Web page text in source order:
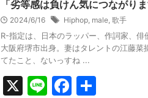
o
o
k
「劣等感は負けん気につながり
2024/6/16 Hiphop, male, 歌手
R-指定は、日本のラッパー、作詞家、
大阪府堺市出身。妻はタレントの江藤
てたこと、ないっすね ...
X
Li F